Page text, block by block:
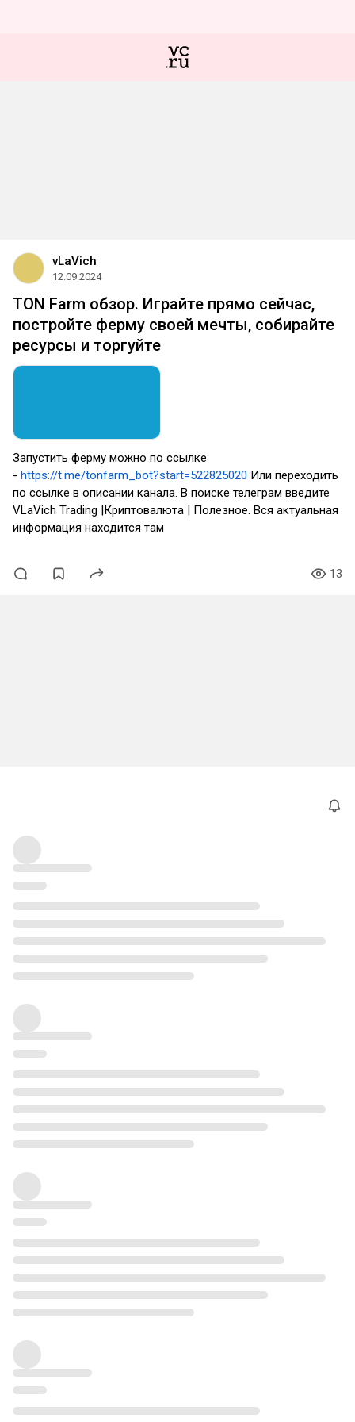
vLaVich
12.09.2024
TON Farm обзор. Играйте прямо сейчас,
постройте ферму своей мечты, собирайте
ресурсы и торгуйте
Запустить ферму можно по ссылке
- https://t.me/tonfarm_bot?start=522825020 Или переходить
по ссылке в описании канала. В поиске телеграм введите
VLaVich Trading |Криптовалюта | Полезное. Вся актуальная
информация находится там
13